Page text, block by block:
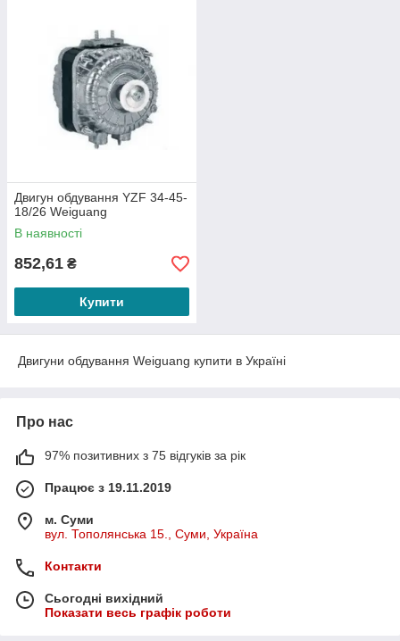
Двигун обдування YZF 34-45-
18/26 Weiguang
В наявності
852,61 ₴
Купити
Двигуни обдування Weiguang купити в Україні
Про нас
97% позитивних з 75 відгуків за рік
Працює з 19.11.2019
м. Суми
вул. Тополянська 15., Суми, Україна
Контакти
Сьогодні вихідний
Показати весь графік роботи